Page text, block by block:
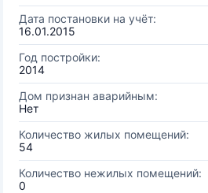
Дата постановки на учёт:
16.01.2015
Год постройки:
2014
Дом признан аварийным:
Нет
Количество жилых помещений:
54
Количество нежилых помещений:
0